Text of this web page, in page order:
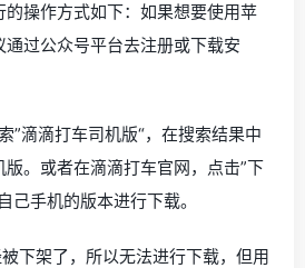
操作方式如下：如果想要使用苹
过公众号平台去注册或下载安
”滴滴打车司机版“，在搜索结果中
。或者在滴滴打车官网，点击”下
己手机的版本进行下载。
下架了，所以无法进行下载，但用